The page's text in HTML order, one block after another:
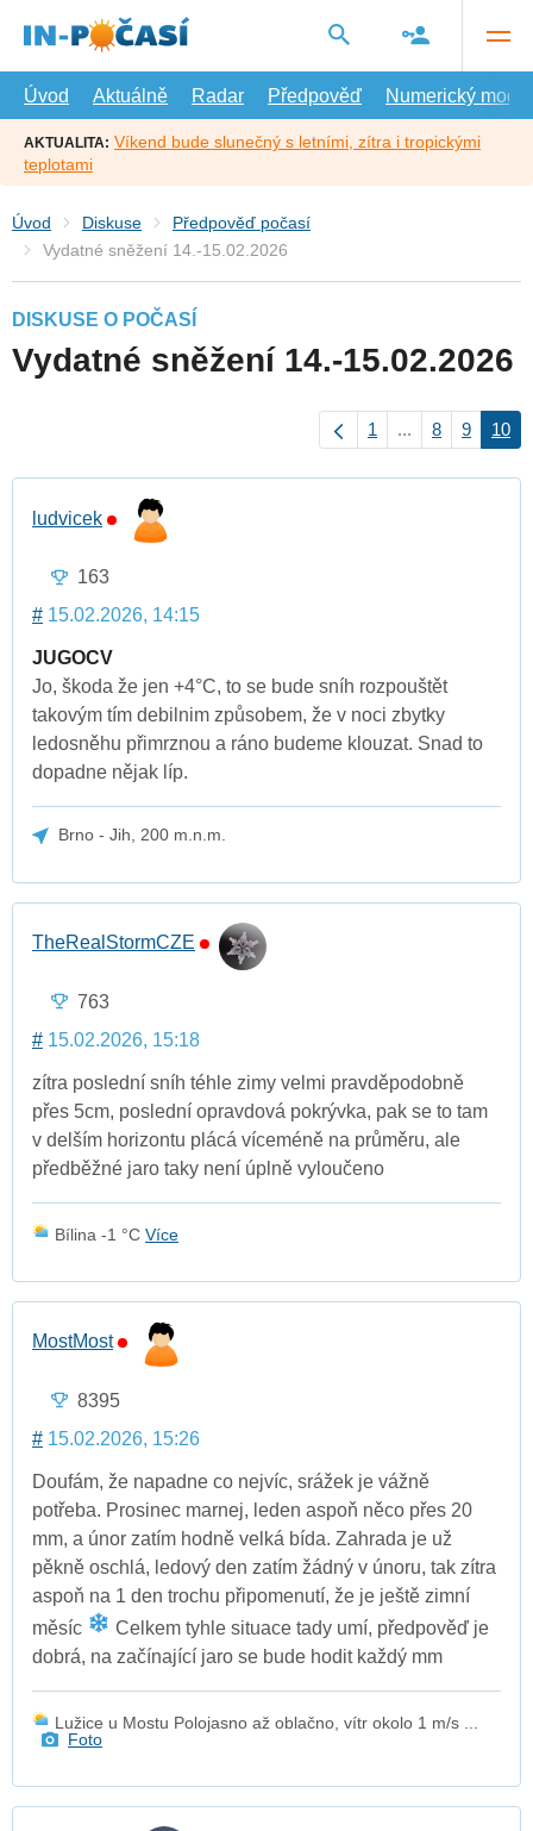
hlavní
Úvod
Aktuálně Radar Předpověď Numerický model
AKTUALITA: Víkend bude slunečný s letními, zítra i tropickými
teplotami
Úvod Diskuse
Předpověď počasí
Vydatné sněžení 14.-15.02.2026
DISKUSE O POČASÍ
Vydatné sněžení 14.-15.02.2026
1 ... 8 9 10
ludvicek
163
# 15.02.2026, 14:15
JUGOCV
Jo, škoda že jen +4°C, to se bude sníh rozpouštět
takovým tím debilnim způsobem, že v noci zbytky
ledosněhu přimrznou a ráno budeme klouzat. Snad to
dopadne nějak líp.
Brno - Jih, 200 m.n.m.
TheRealStormCZE
763
# 15.02.2026, 15:18
zítra poslední sníh téhle zimy velmi pravděpodobně
přes 5cm, poslední opravdová pokrývka, pak se to tam
v delším horizontu plácá víceméně na průměru, ale
předběžné jaro taky není úplně vyloučeno
Bílina -1 °C Více
MostMost
8395
# 15.02.2026, 15:26
Doufám, že napadne co nejvíc, srážek je vážně
potřeba. Prosinec marnej, leden aspoň něco přes 20
mm, a únor zatím hodně velká bída. Zahrada je už
pěkně oschlá, ledový den zatím žádný v únoru, tak zítra
aspoň na 1 den trochu připomenutí, že je ještě zimní
měsíc
Celkem tyhle situace tady umí, předpověď je
dobrá, na začínající jaro se bude hodit každý mm
Lužice u Mostu Polojasno až oblačno, vítr okolo 1 m/s ...
Foto